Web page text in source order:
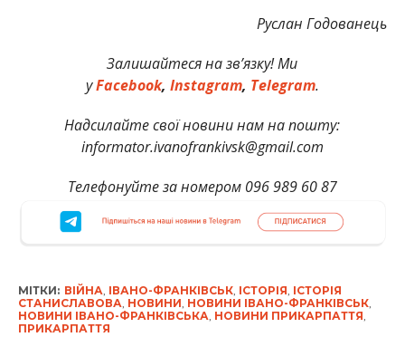
Руслан Годованець
Залишайтеся на зв’язку! Ми
уFacebook, Instagram, Telegram.
Надсилайте свої новини нам на пошту:
informator.ivanofrankivsk@gmail.com
Телефонуйте за номером 096 989 60 87
МІТКИ: ВІЙНА, ІВАНО-ФРАНКІВСЬК, ІСТОРІЯ, ІСТОРІЯ
СТАНИСЛАВОВА, НОВИНИ, НОВИНИ ІВАНО-ФРАНКІВСЬК,
НОВИНИ ІВАНО-ФРАНКІВСЬКА, НОВИНИ ПРИКАРПАТТЯ,
ПРИКАРПАТТЯ